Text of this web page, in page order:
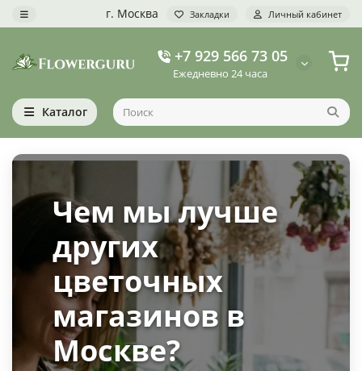
г. Москва Закладки Личный кабинет
+7 929 566 73 05
Ежедневно 24 часа
Каталог
Чем мы лучше
других
цветочных
магазинов в
Москве?